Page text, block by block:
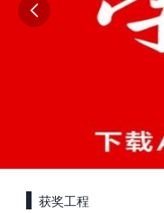

获奖工程